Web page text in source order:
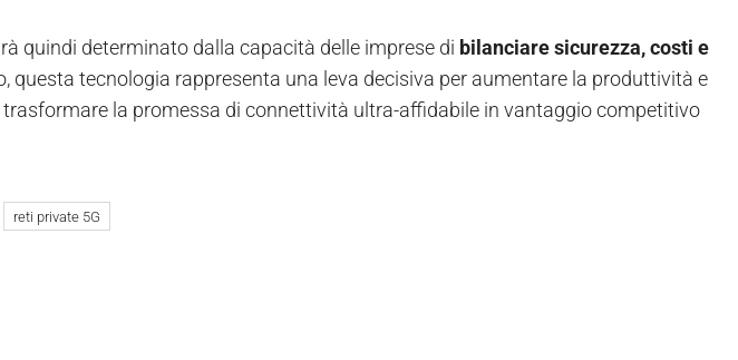
quindi determinato dalla capacità delle imprese di bilanciare sicurezza, costi e
questa tecnologia rappresenta una leva decisiva per aumentare la produttività e
la promessa di connettività ultra-affidabile in vantaggio competitivo
reti private 5G